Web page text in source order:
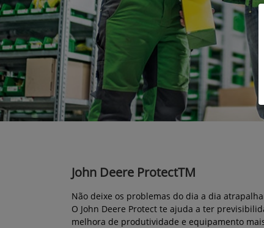
John Deere ProtectTM
Não deixe os problemas do dia a dia
O John Deere Protect te ajuda a ter
melhora de produtividade e equipamento